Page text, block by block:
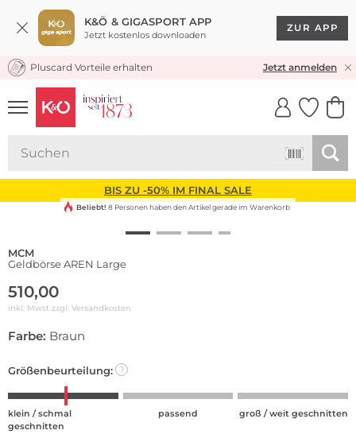
K&Ö & GIGASPORT APP
Jetzt kostenlos downloaden
ZUR APP
KOSTENLOSER VERSAND* & RÜCKVERSAND
Pluscard Vorteile erhalten Jetzt anmelden
UNSERE APP
CLICK &
BIS ZU -50% IM FINAL SALE
Beliebt! 8 Personen haben den Artikel gerade im Warenkorb
MCM
Geldbörse AREN Large
510,00
inkl. Mwst zzgl. Versandkosten
Farbe: Braun
Größenbeurteilung: ?
klein / schmal
geschnitten
passend groß / weit geschnitten